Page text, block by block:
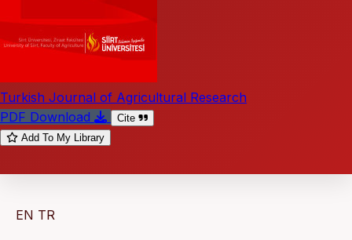
Turkish Journal of Agricultural Research
PDF Download
Cite
Add To My Library
EN TR